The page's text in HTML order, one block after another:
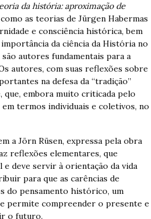
da história: aproximação de
as teorias de Jürgen Habermas
e consciência histórica, bem
da ciência da História no
autores fundamentais para a
autores, com suas reflexões sobre
na defesa da “tradição”
embora muito criticada pelo
termos individuais e coletivos, no
a Jörn Rüsen, expressa pela obra
reflexões elementares, que
deve servir à orientação da vida
para que as carências de
do pensamento histórico, um
permite compreender o presente e
o futuro.